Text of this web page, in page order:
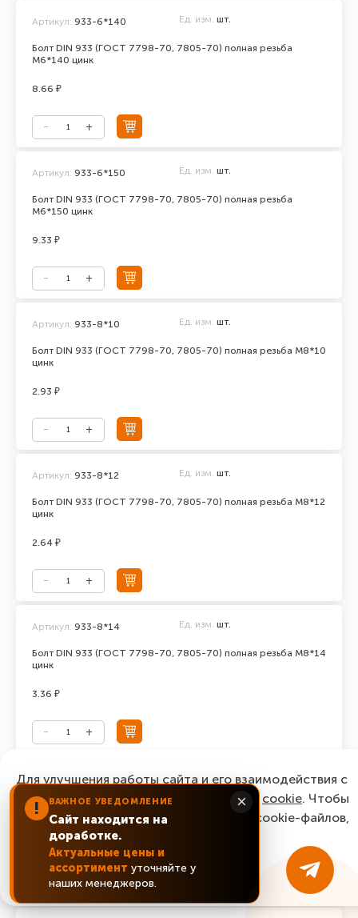
Болт DIN 933 (ГОСТ 7798-70, 7805-70) полная резьба
М6*140 цинк
Артикул: 933-6*140 Ед. изм. шт.
8.66 ₽
Болт DIN 933 (ГОСТ 7798-70, 7805-70) полная резьба
М6*150 цинк
Артикул: 933-6*150 Ед. изм. шт.
9.33 ₽
Болт DIN 933 (ГОСТ 7798-70, 7805-70) полная резьба М8*10
цинк
Артикул: 933-8*10 Ед. изм. шт.
2.93 ₽
Болт DIN 933 (ГОСТ 7798-70, 7805-70) полная резьба М8*12
цинк
Артикул: 933-8*12 Ед. изм. шт.
2.64 ₽
Болт DIN 933 (ГОСТ 7798-70, 7805-70) полная резьба М8*14
цинк
Артикул: 933-8*14 Ед. изм. шт.
3.36 ₽
Болт DIN 933 (ГОСТ 7798-70, 7805-70) полная резьба М8*16
цинк
Артикул: 933-8*16 Ед. изм. шт.
2.64 ₽
! ВАЖНОЕ УВЕДОМЛЕНИЕ
Сайт находится на
доработке.
Актуальные цены и
ассортимент уточняйте у
наших менеджеров.
×
Для улучшения работы сайта и его взаимодействия с
пользователями мы используем файлы cookie. Чтобы
согласиться с нашим использованием cookie-файлов,
нажмите “Ок, понятно!”
ОК, понятно!